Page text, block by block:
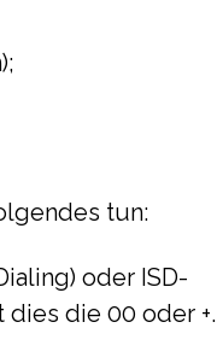
tun:
oder ISD-
die 00 oder +.